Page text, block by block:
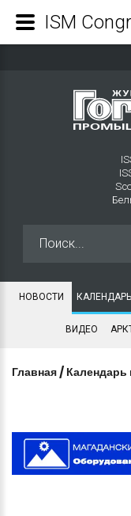
НОВОСТИ
ВИДЕО
Главная / Календарь